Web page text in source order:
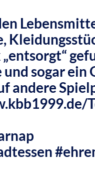
und sogar
andere